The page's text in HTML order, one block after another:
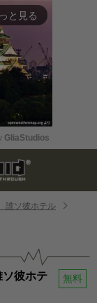
と見る
Mute
GliaStudios
誰ソ彼ホテル
彼ホテ
無料